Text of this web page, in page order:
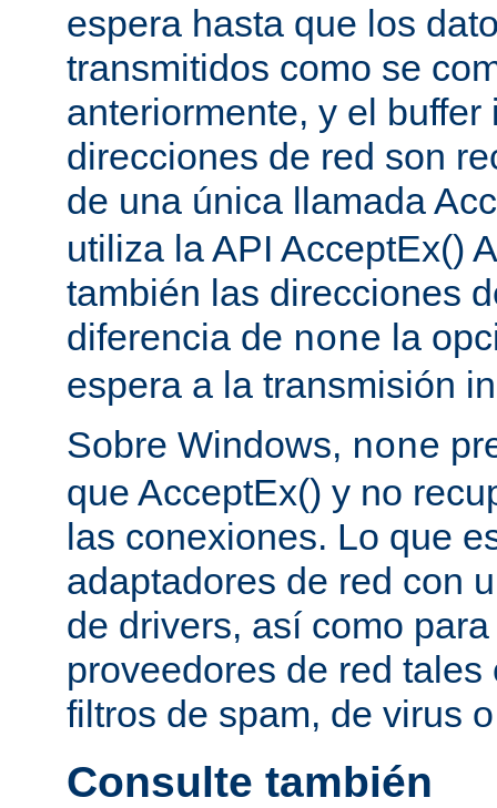
espera hasta que los
transmitidos como se
anteriormente, y el
direcciones de red son
de una única llamada
utiliza la API AcceptEx()
también las direcciones
diferencia de none la
espera a la transmisión
Sobre Windows, none
que AcceptEx() y no
las conexiones. Lo que
adaptadores de red con
de drivers, así como
proveedores de red
filtros de spam, de virus
Consulte también